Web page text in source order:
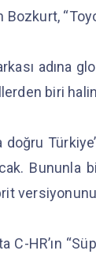
Bozkurt,
adına
biri
doğru
Bununla
C-HR’ın